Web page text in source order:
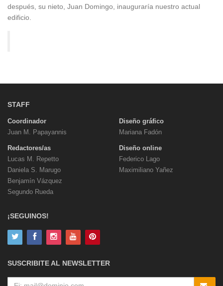
después, su nieto, Juan Domingo, inauguraría nuestro actual
edificio.
STAFF
Coordinador
Juan M. Papayannis
Redactores/as
Lucas M. Repetto
Daniela S. Marugo
Benjamín Vázquez
Segundo Rueda
Diseño gráfico
Mariana Fadón
Diseño online
Federico Lago
Maximiliano Yañez
¡SEGUINOS!
SUSCRIBITE AL NEWSLETTER